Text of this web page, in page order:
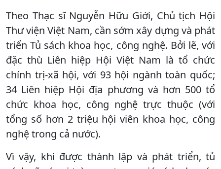
Theo Thạc sĩ Nguyễn Hữu Giới, Chủ tịch Hội
Thư viện Việt Nam, cần sớm xây dựng và phát
triển Tủ sách khoa học, công nghệ. Bởi lẽ, với
đặc thù Liên hiệp Hội Việt Nam là tổ chức
chính trị-xã hội, với 93 hội ngành toàn quốc;
34 Liên hiệp Hội địa phương và hơn 500 tổ
chức khoa học, công nghệ trực thuộc (với
tổng số hơn 2 triệu hội viên khoa học, công
nghệ trong cả nước).
Vì vậy, khi được thành lập và phát triển, tủ